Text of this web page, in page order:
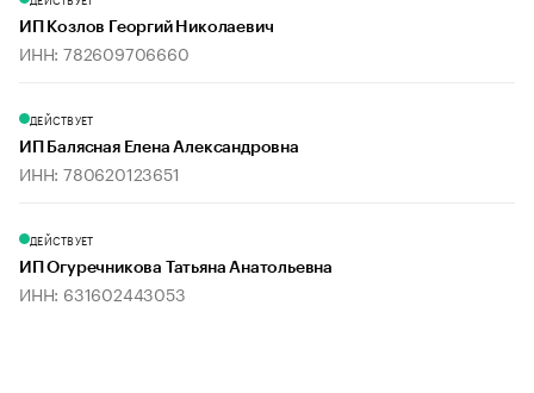
ИП Козлов Георгий Николаевич
ИНН: 782609706660
ДЕЙСТВУЕТ
ИП Балясная Елена Александровна
ИНН: 780620123651
ДЕЙСТВУЕТ
ИП Огуречникова Татьяна Анатольевна
ИНН: 631602443053